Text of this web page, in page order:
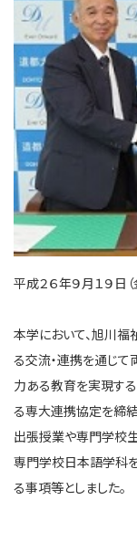
平成２６年９月１９日（
本学において、旭川福
る交流・連携を通じ
力ある教育を実現す
る専大連携協定を締
出張授業や専門学校
専門学校日本語学科
る事項等としました。